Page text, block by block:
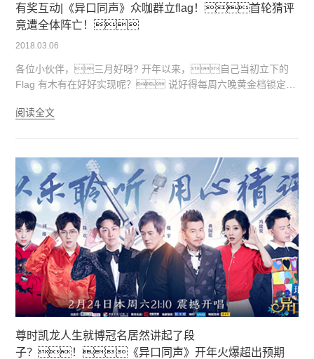
有奖互动|《异口同声》众咖群立flag！首轮猜评
竟遭全体阵亡！
2018.03.06
各位小伙伴，三月好呀? 开年以来，自己当初立下的
Flag 有木有在好好实现呢？ 说好得每周六晚黄金档锁定浙
阅读全文
尊时凯龙人生就博冠名居然讲起了段
子？！《异口同声》开年火爆超出预期